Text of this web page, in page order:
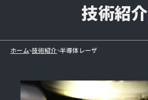
技術紹介
ホーム 技術紹介 半導体レーザ